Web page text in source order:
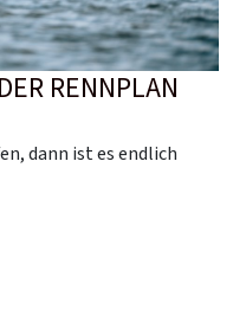
DER RENNPLAN
dann ist es endlich